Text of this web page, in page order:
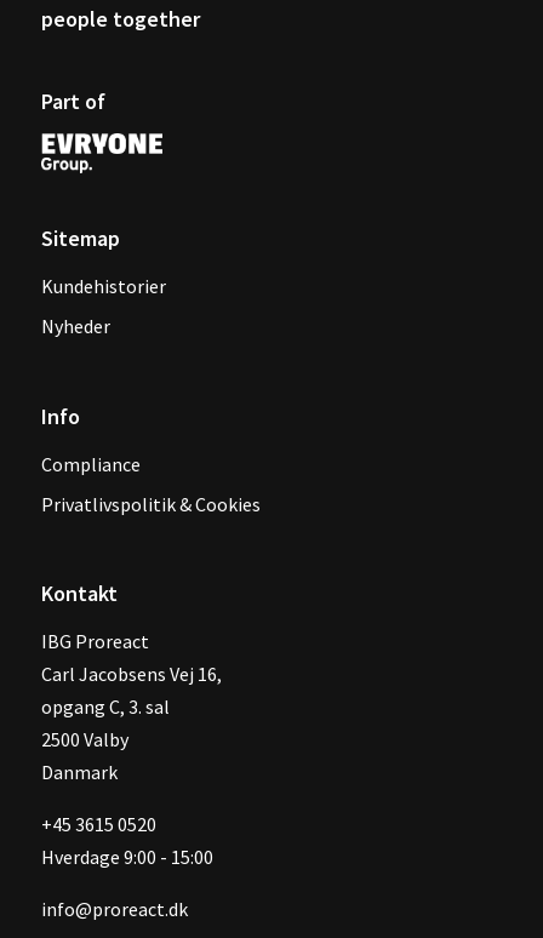
people together
Part of
Sitemap
Kundehistorier
Nyheder
Info
Compliance
Privatlivspolitik & Cookies
Kontakt
IBG Proreact
‍Carl Jacobsens Vej 16,
opgang C, 3. sal
2500 Valby
Danmark
+45 3615 0520
Hverdage 9:00 - 15:00
info@proreact.dk